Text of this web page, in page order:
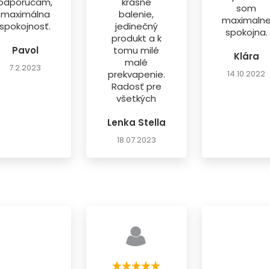
maximálna
spokojnosť.
Pavol
7.2.2023
balenie,
jedinečný
produkt a k
tomu milé
malé
prekvapenie.
Radosť pre
všetkých
Lenka Stella
18.07.2023
som
spokojna.
Klára
14.10.2022